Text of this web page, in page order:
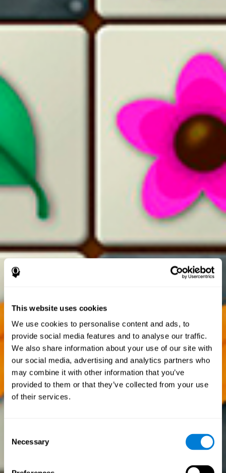
This website uses cookies
We use cookies to personalise content and ads, to
provide social media features and to analyse our traffic.
We also share information about your use of our site with
our social media, advertising and analytics partners who
may combine it with other information that you’ve
provided to them or that they’ve collected from your use
of their services.
Selection
Necessary